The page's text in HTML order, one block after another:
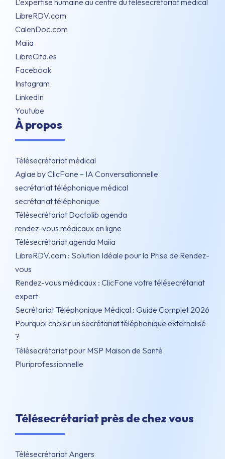
L’expertise humaine au centre du télésecrétariat médical
LibreRDV.com
CalenDoc.com
Maiia
LibreCita.es
Facebook
Instagram
LinkedIn
Youtube
À propos
Télésecrétariat médical
Aglae by ClicFone – IA Conversationnelle
secrétariat téléphonique médical
secrétariat téléphonique
Télésecrétariat Doctolib agenda
rendez-vous médicaux en ligne
Télésecrétariat agenda Maiia
LibreRDV.com : Solution Idéale pour la Prise de Rendez-
vous
Rendez-vous médicaux : ClicFone votre télésecrétariat
expert
Secrétariat Téléphonique Médical : Guide Complet 2026
Pourquoi choisir un secrétariat téléphonique externalisé
?
Télésecrétariat pour MSP Maison de Santé
Pluriprofessionnelle
Télésecrétariat près de chez vous
Télésecrétariat Angers